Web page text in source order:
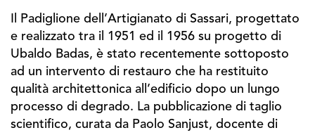
Il Padiglione dell’Artigianato di Sassari, progettato
e realizzato tra il 1951 ed il 1956 su progetto di
Ubaldo Badas, è stato recentemente sottoposto
ad un intervento di restauro che ha restituito
qualità architettonica all’edificio dopo un lungo
processo di degrado. La pubblicazione di taglio
scientifico, curata da Paolo Sanjust, docente di